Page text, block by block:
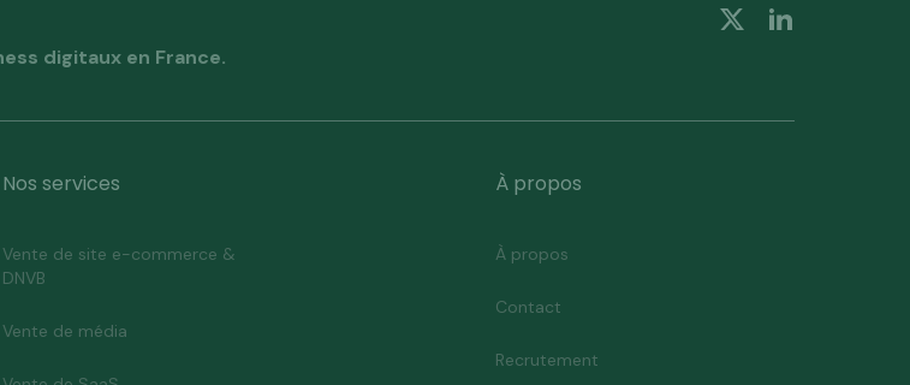
digitaux en France.
Nos services
Vente de site e-commerce &
DNVB
Vente de média
À propos
À propos
Contact
Recrutement